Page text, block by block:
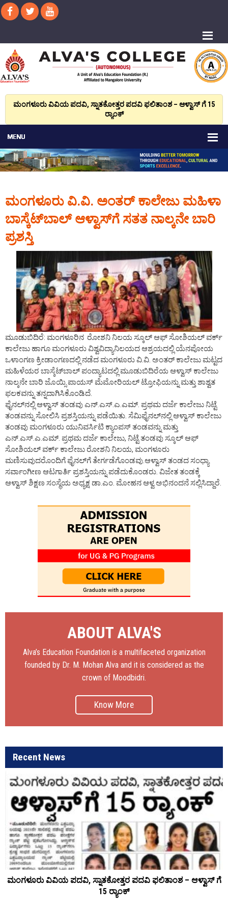
ಮಂಗಳೂರು ವಿವಿಯ ಪದವಿ, ಸ್ನಾತಕೋತ್ತರ ಪದವಿ ಫಲಿತಾಂಶ – ಆಳ್ವಾಸ್ ಗೆ 15
ರ್‍ಯಾಂಕ್‌
ಮಂಗಳೂರು ವಿ.ವಿ. ಅಂತರ್ ಕಾಲೇಜು ಮಹಿಳಾ
ಬಾಸ್ಕೆಟ್‍ಬಾಲ್ ಆಳ್ವಾಸ್‍ಗೆ ಸತತ ನಾಲ್ಕನೇ ಬಾರಿ
ಪ್ರಶಸ್ತಿ
ಮೂಡುಬಿದಿರೆ: ಮಂಗಳೂರಿನ ರೋಶನಿ ನಿಲಯ ಸ್ಕೂಲ್ ಆಫ್ ಸೋಶಿಯಲ್ ವರ್ಕ್
ಕಾಲೇಜು ಹಾಗೂ ಮಂಗಳೂರು ವಿಶ್ವವಿದ್ಯಾನಿಲಯದ ಆಶ್ರಯದಲ್ಲಿ ಯೆನಪೋಯ
ಒಳಾಂಗಣ ಕ್ರೀಡಾಂಗಣದಲ್ಲಿ ನಡೆದ ಮಂಗಳೂರು ವಿ.ವಿ. ಅಂತರ್ ಕಾಲೇಜು ಮಟ್ಟದ
ಮಹಿಳೆಯರ ಬಾಸ್ಕೆಟ್‍ಬಾಲ್ ಪಂದ್ಯಾಟದಲ್ಲಿ ಮೂಡುಬಿದಿರೆಯ ಆಳ್ವಾಸ್ ಕಾಲೇಜು
ನಾಲ್ಕನೇ ಬಾರಿ ಜೊಯ್ಸಿ ಪಾಯಸ್ ಮೆಮೋರಿಯಲ್ ಟ್ರೋಫಿಯನ್ನು ಮತ್ತು ಶಾಶ್ವತ
ಫಲಕವನ್ನು ತನ್ನದಾಗಿಸಿಕೊಂಡಿದೆ.
ಫೈನಲ್‍ನಲ್ಲಿ ಆಳ್ವಾಸ್ ತಂಡವು ಎನ್.ಎಸ್.ಎ.ಎಮ್. ಪ್ರಥಮ ದರ್ಜೆ ಕಾಲೇಜು ನಿಟ್ಟೆ
ತಂಡವನ್ನು ಸೋಲಿಸಿ ಪ್ರಶಸ್ತಿಯನ್ನು ಪಡೆಯಿತು. ಸೆಮಿಫೈನಲ್‍ನಲ್ಲಿ ಆಳ್ವಾಸ್ ಕಾಲೇಜು
ತಂಡವು ಮಂಗಳೂರು ಯುನಿವರ್ಸಿಟಿ ಕ್ಯಾಂಪಸ್ ತಂಡವನ್ನು ಮತ್ತು
ಎನ್.ಎಸ್.ಎ.ಎಮ್. ಪ್ರಥಮ ದರ್ಜೆ ಕಾಲೇಜು, ನಿಟ್ಟೆ ತಂಡವು ಸ್ಕೂಲ್ ಆಫ್
ಸೋಶಿಯಲ್ ವರ್ಕ್ ಕಾಲೇಜು ರೋಶನಿ ನಿಲಯ, ಮಂಗಳೂರು
ಮಣಿಸುವುದರೊಂದಿಗೆ ಫೈನಲ್‍ಗೆ ತೇರ್ಗಡೆಗೊಂಡವು.ಆಳ್ವಾಸ್ ತಂಡದ ಸಂಧ್ಯಾ
ಸರ್ವಾಂಗೀಣ ಆಟಗಾರ್ತಿ ಪ್ರಶಸ್ತಿಯನ್ನು ಪಡೆದುಕೊಂಡರು. ವಿಜೇತ ತಂಡಕ್ಕೆ
ಆಳ್ವಾಸ್ ಶಿಕ್ಷಣ ಸಂಸ್ಥೆಯ ಅಧ್ಯಕ್ಷ ಡಾ.ಎಂ. ಮೋಹನ ಆಳ್ವ ಅಭಿನಂದನೆ ಸಲ್ಲಿಸಿದ್ದಾರೆ.
ABOUT ALVA'S
Alva’s Education Foundation is a multifaceted organization
founded by Dr. M. Mohan Alva and it is considered as the
crown of Moodbidri.
Know More
Recent News
ಮಂಗಳೂರು ವಿವಿಯ ಪದವಿ, ಸ್ನಾತಕೋತ್ತರ ಪದವಿ ಫಲಿತಾಂಶ – ಆಳ್ವಾಸ್ ಗೆ
15 ರ್‍ಯಾಂಕ್‌